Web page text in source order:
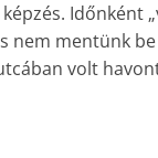
Időnként
nem mentünk
volt